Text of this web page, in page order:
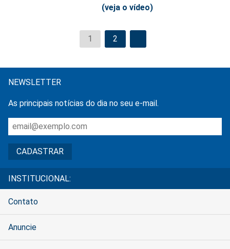
(veja o vídeo)
1 2
NEWSLETTER
As principais notícias do dia no seu e-mail.
INSTITUCIONAL:
Contato
Anuncie